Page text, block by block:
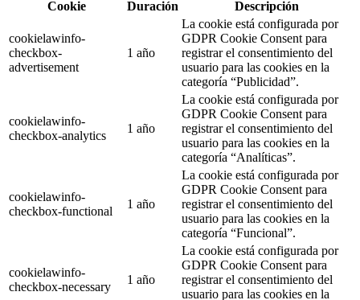
Cookie Duración Descripción
cookielawinfo-
checkbox-
advertisement
1 año
La cookie está configurada por
GDPR Cookie Consent para
registrar el consentimiento del
usuario para las cookies en la
categoría “Publicidad”.
cookielawinfo-
checkbox-analytics
1 año
La cookie está configurada por
GDPR Cookie Consent para
registrar el consentimiento del
usuario para las cookies en la
categoría “Analíticas”.
cookielawinfo-
checkbox-functional
1 año
La cookie está configurada por
GDPR Cookie Consent para
registrar el consentimiento del
usuario para las cookies en la
categoría “Funcional”.
cookielawinfo-
checkbox-necessary
1 año
La cookie está configurada por
GDPR Cookie Consent para
registrar el consentimiento del
usuario para las cookies en la